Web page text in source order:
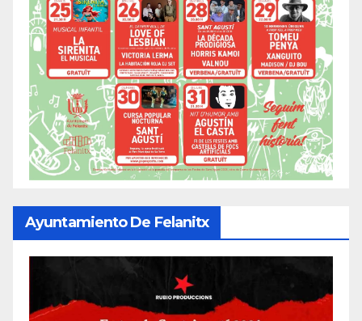
Ayuntamiento De Felanitx